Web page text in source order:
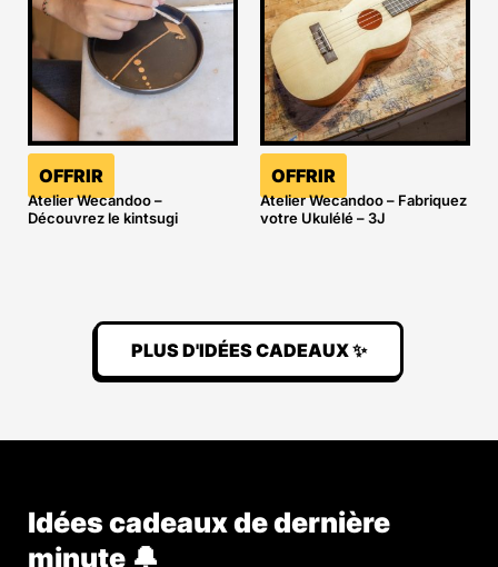
OFFRIR
Atelier Wecandoo –
Découvrez le kintsugi
OFFRIR
Atelier Wecandoo – Fabriquez
votre Ukulélé – 3J
PLUS D'IDÉES CADEAUX ✨
Idées cadeaux de dernière
minute 🔔